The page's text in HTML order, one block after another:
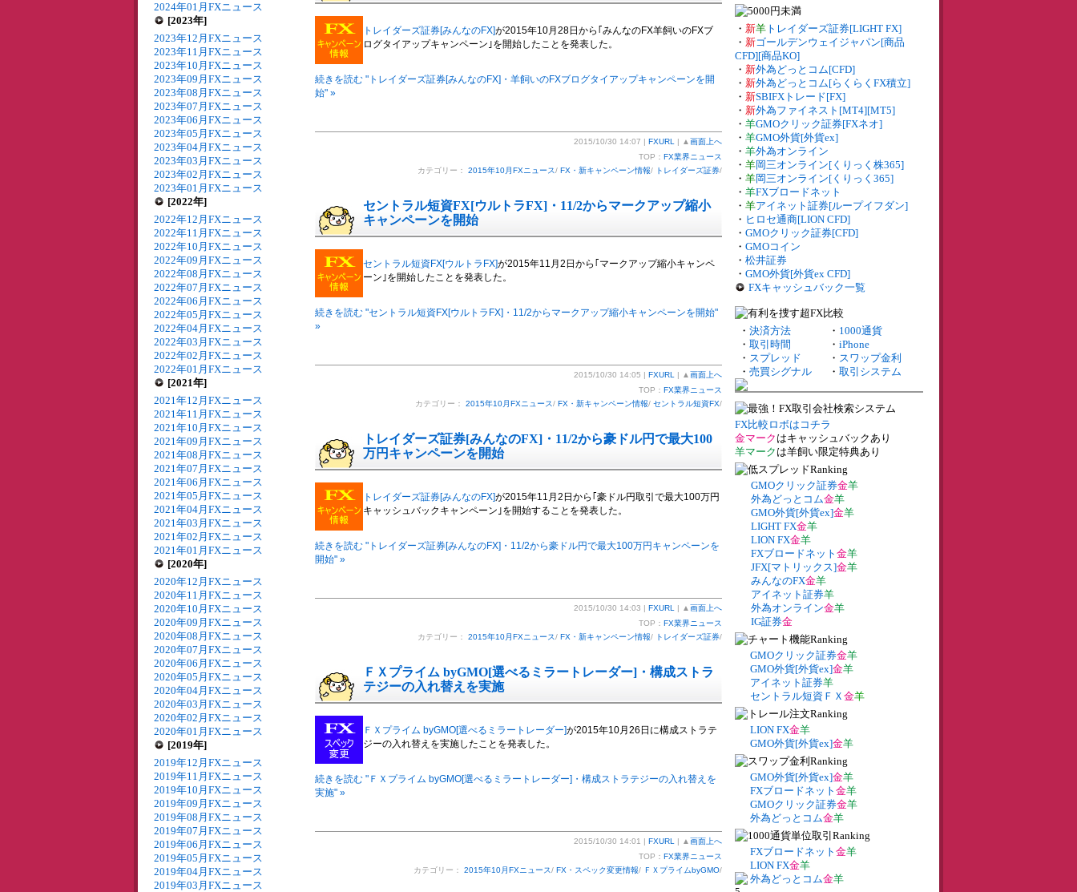
2024年01月FXニュース
[2023年]
2023年12月FXニュース
2023年11月FXニュース
2023年10月FXニュース
2023年09月FXニュース
2023年08月FXニュース
2023年07月FXニュース
2023年06月FXニュース
2023年05月FXニュース
2023年04月FXニュース
2023年03月FXニュース
2023年02月FXニュース
2023年01月FXニュース
[2022年]
2022年12月FXニュース
2022年11月FXニュース
2022年10月FXニュース
2022年09月FXニュース
2022年08月FXニュース
2022年07月FXニュース
2022年06月FXニュース
2022年05月FXニュース
2022年04月FXニュース
2022年03月FXニュース
2022年02月FXニュース
2022年01月FXニュース
[2021年]
2021年12月FXニュース
2021年11月FXニュース
2021年10月FXニュース
2021年09月FXニュース
2021年08月FXニュース
2021年07月FXニュース
2021年06月FXニュース
2021年05月FXニュース
2021年04月FXニュース
2021年03月FXニュース
2021年02月FXニュース
2021年01月FXニュース
[2020年]
2020年12月FXニュース
2020年11月FXニュース
2020年10月FXニュース
2020年09月FXニュース
2020年08月FXニュース
2020年07月FXニュース
2020年06月FXニュース
2020年05月FXニュース
2020年04月FXニュース
2020年03月FXニュース
2020年02月FXニュース
2020年01月FXニュース
[2019年]
2019年12月FXニュース
2019年11月FXニュース
2019年10月FXニュース
2019年09月FXニュース
2019年08月FXニュース
2019年07月FXニュース
2019年06月FXニュース
2019年05月FXニュース
2019年04月FXニュース
2019年03月FXニュース
トレイダーズ証券[みんなのFX]が2015年10月28日から｢みんなのFX羊飼いのFXブ
ログタイアップキャンペーン｣を開始したことを発表した。
続きを読む "トレイダーズ証券[みんなのFX]・羊飼いのFXブログタイアップキャンペーンを開
始" »
2015/10/30 14:07 | FXURL | ▲ 画面上へ
TOP： FX業界ニュース
カテゴリー： 2015年10月FXニュース/ FX・新キャンペーン情報/ トレイダーズ証券/
セントラル短資FX[ウルトラFX]・11/2からマークアップ縮小
キャンペーンを開始
セントラル短資FX[ウルトラFX]が2015年11月2日から｢マークアップ縮小キャンペ
ーン｣を開始したことを発表した。
続きを読む "セントラル短資FX[ウルトラFX]・11/2からマークアップ縮小キャンペーンを開始"
»
2015/10/30 14:05 | FXURL | ▲ 画面上へ
TOP： FX業界ニュース
カテゴリー： 2015年10月FXニュース/ FX・新キャンペーン情報/ セントラル短資FX/
トレイダーズ証券[みんなのFX]・11/2から豪ドル円で最大100
万円キャンペーンを開始
トレイダーズ証券[みんなのFX]が2015年11月2日から｢豪ドル円取引で最大100万円
キャッシュバックキャンペーン｣を開始することを発表した。
続きを読む "トレイダーズ証券[みんなのFX]・11/2から豪ドル円で最大100万円キャンペーンを
開始" »
2015/10/30 14:03 | FXURL | ▲ 画面上へ
TOP： FX業界ニュース
カテゴリー： 2015年10月FXニュース/ FX・新キャンペーン情報/ トレイダーズ証券/
ＦＸプライム byGMO[選べるミラートレーダー]・構成ストラ
テジーの入れ替えを実施
ＦＸプライム byGMO[選べるミラートレーダー]が2015年10月26日に構成ストラテ
ジーの入れ替えを実施したことを発表した。
続きを読む "ＦＸプライム byGMO[選べるミラートレーダー]・構成ストラテジーの入れ替えを
実施" »
2015/10/30 14:01 | FXURL | ▲ 画面上へ
TOP： FX業界ニュース
カテゴリー： 2015年10月FXニュース/ FX・スペック変更情報/ ＦＸプライムbyGMO/
・ 新羊 トレイダーズ証券[LIGHT FX]
・ 新ゴールデンウェイジャパン[商品
CFD][商品KO]
・ 新外為どっとコム[CFD]
・ 新外為どっとコム[らくらくFX積立]
・ 新SBIFXトレード[FX]
・ 新外為ファイネスト[MT4][MT5]
・ 羊GMOクリック証券[FXネオ]
・ 羊GMO外貨[外貨ex]
・ 羊外為オンライン
・ 羊岡三オンライン[くりっく株365]
・ 羊岡三オンライン[くりっく365]
・ 羊FXブロードネット
・ 羊アイネット証券[ループイフダン]
・ ヒロセ通商[LION CFD]
・ GMOクリック証券[CFD]
・ GMOコイン
・ 松井証券
・ GMO外貨[外貨ex CFD]
FXキャッシュバック一覧
・ 決済方法 ・ 1000通貨
・ 取引時間 ・ iPhone
・ スプレッド ・ スワップ金利
・ 売買シグナル ・ 取引システム
FX比較ロボはコチラ
金マーク はキャッシュバックあり
羊マーク は羊飼い限定特典あり
GMOクリック証券金羊
外為どっとコム金羊
GMO外貨[外貨ex]金羊
LIGHT FX金羊
LION FX金羊
FXブロードネット 金羊
JFX[マトリックス]金羊
みんなのFX金羊
アイネット証券羊
外為オンライン金羊
IG証券金
GMOクリック証券金羊
GMO外貨[外貨ex]金羊
アイネット証券羊
セントラル短資ＦＸ 金羊
LION FX金羊
GMO外貨[外貨ex]金羊
GMO外貨[外貨ex]金羊
FXブロードネット 金羊
GMOクリック証券金羊
外為どっとコム金羊
FXブロードネット 金羊
LION FX金羊
外為どっとコム金羊